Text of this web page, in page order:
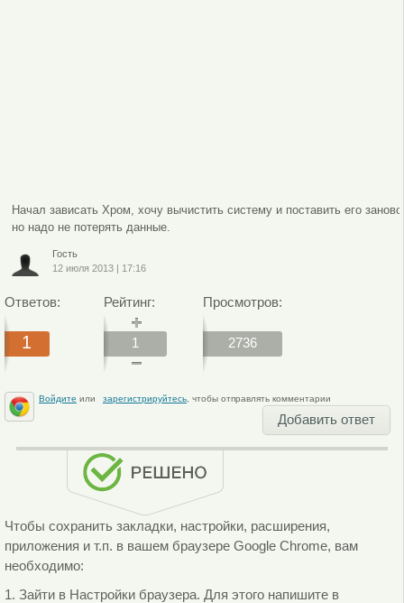
Начал зависать Хром, хочу вычистить систему и поставить его
но надо не потерять данные.
Гость
12 июля 2013| 17:16
Ответов:
1
Рейтинг:
1
Просмотров:
2736
Войдите или зарегистрируйтесь, чтобы отправлять комментарии
Добавить ответ
Чтобы сохранить закладки, настройки, расширения,
приложения и т.п. в вашем браузере Google Chrome, вам
необходимо:
1. Зайти в Настройки браузера. Для этого напишите в